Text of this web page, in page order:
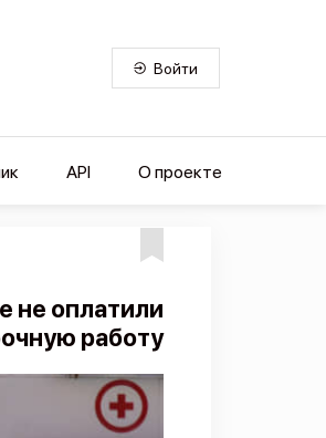
Войти
API О проекте
не оплатили
работу